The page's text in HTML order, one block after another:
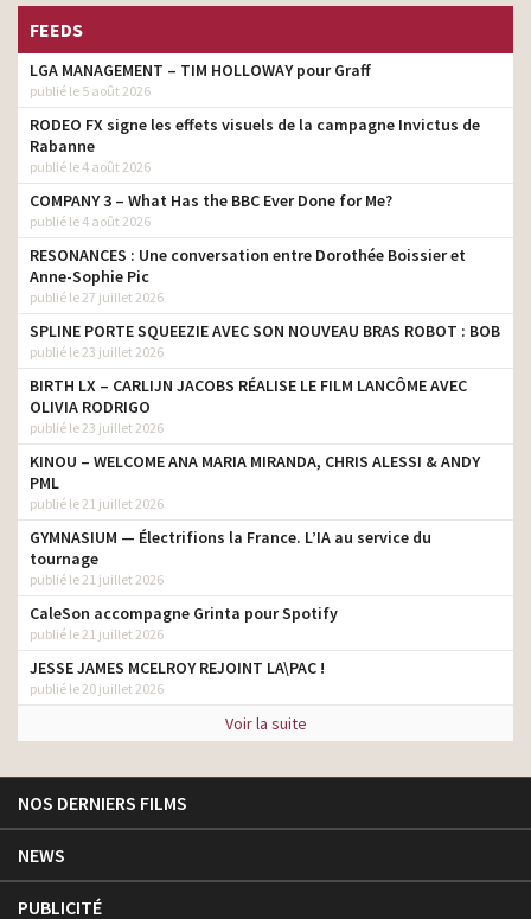
FEEDS
LGA MANAGEMENT – TIM HOLLOWAY pour Graff
publié le 5 août 2026
RODEO FX signe les effets visuels de la campagne Invictus de
Rabanne
publié le 4 août 2026
COMPANY 3 – What Has the BBC Ever Done for Me?
publié le 4 août 2026
RESONANCES : Une conversation entre Dorothée Boissier et
Anne-Sophie Pic
publié le 27 juillet 2026
SPLINE PORTE SQUEEZIE AVEC SON NOUVEAU BRAS ROBOT : BOB
publié le 23 juillet 2026
BIRTH LX – CARLIJN JACOBS RÉALISE LE FILM LANCÔME AVEC
OLIVIA RODRIGO
publié le 23 juillet 2026
KINOU – WELCOME ANA MARIA MIRANDA, CHRIS ALESSI & ANDY
PML
publié le 21 juillet 2026
GYMNASIUM — Électrifions la France. L’IA au service du
tournage
publié le 21 juillet 2026
CaleSon accompagne Grinta pour Spotify
publié le 21 juillet 2026
JESSE JAMES MCELROY REJOINT LA\PAC !
publié le 20 juillet 2026
Voir la suite
NOS DERNIERS FILMS
NEWS
PUBLICITÉ